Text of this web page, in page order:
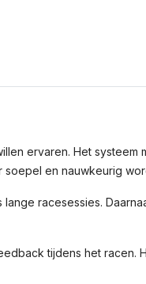
ervaren. Het systeem
soepel en nauwkeurig
racesessies.
tijdens het racen.